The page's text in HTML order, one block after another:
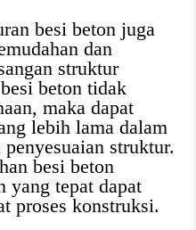
besi beton juga
dan
struktur
beton tidak
maka dapat
lebih lama dalam
struktur.
besi beton
yang tepat dapat
proses konstruksi.